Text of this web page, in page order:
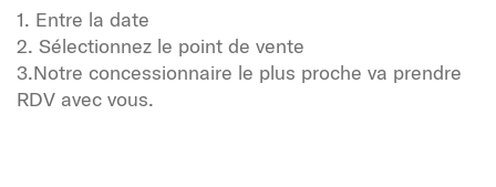
1. Entre la date
2. Sélectionnez le point de vente
3.Notre concessionnaire le plus proche va prendre
RDV avec vous.